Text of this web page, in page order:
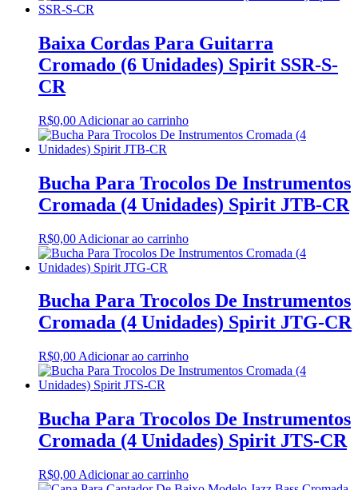
Baixa Cordas Para Guitarra
Cromado (6 Unidades) Spirit SSR-S-
CR
R$0,00 Adicionar ao carrinho
Bucha Para Trocolos De Instrumentos
Cromada (4 Unidades) Spirit JTB-CR
R$0,00 Adicionar ao carrinho
Bucha Para Trocolos De Instrumentos
Cromada (4 Unidades) Spirit JTG-CR
R$0,00 Adicionar ao carrinho
Bucha Para Trocolos De Instrumentos
Cromada (4 Unidades) Spirit JTS-CR
R$0,00 Adicionar ao carrinho